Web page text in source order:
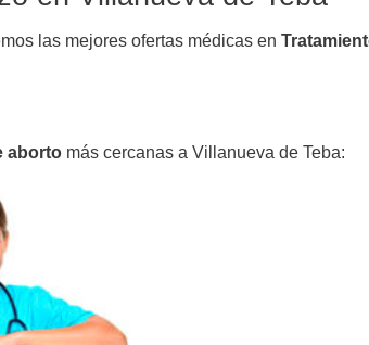
las mejores ofertas médicas en
aborto más cercanas a Villanueva de Teba: